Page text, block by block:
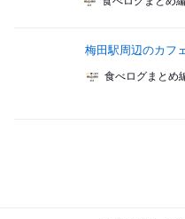
梅田駅周辺のカフ
食べログまとめ